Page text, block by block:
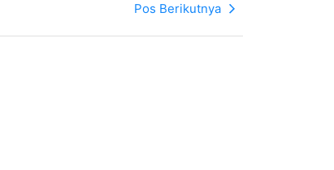
Pos Berikutnya